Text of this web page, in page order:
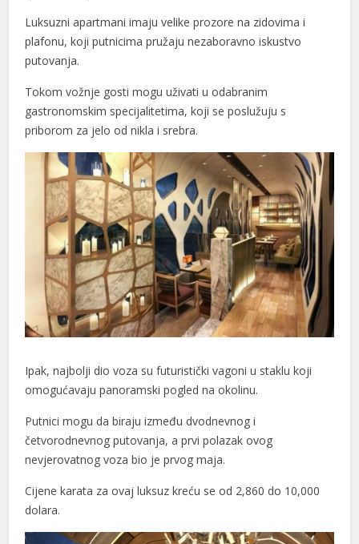
Luksuzni apartmani imaju velike prozore na zidovima i
plafonu, koji putnicima pružaju nezaboravno iskustvo
putovanja.
Tokom vožnje gosti mogu uživati u odabranim
gastronomskim specijalitetima, koji se poslužuju s
priborom za jelo od nikla i srebra.
Ipak, najbolji dio voza su futuristički vagoni u staklu koji
omogućavaju panoramski pogled na okolinu.
Putnici mogu da biraju između dvodnevnog i
četvorodnevnog putovanja, a prvi polazak ovog
nevjerovatnog voza bio je prvog maja.
Cijene karata za ovaj luksuz kreću se od 2,860 do 10,000
dolara.